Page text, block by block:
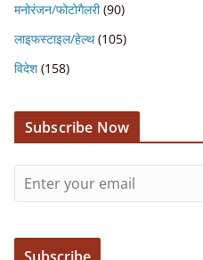
मनोरंजन/फोटोगैलरी(90)
लाइफस्टाइल/हेल्थ(105)
विदेश (158)
Subscribe Now